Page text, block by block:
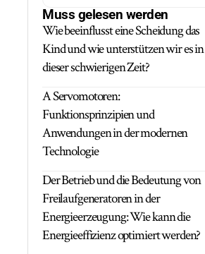
Muss gelesen werden
Wie beeinflusst eine Scheidung das
Kind und wie unterstützen wir es in
dieser schwierigen Zeit?
A Servomotoren:
Funktionsprinzipien und
Anwendungen in der modernen
Technologie
Der Betrieb und die Bedeutung von
Freilaufgeneratoren in der
Energieerzeugung: Wie kann die
Energieeffizienz optimiert werden?